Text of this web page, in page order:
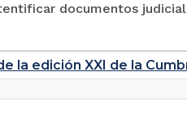
documentos
la edición XXI de la